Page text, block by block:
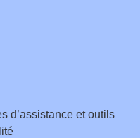
d’assistance et outils